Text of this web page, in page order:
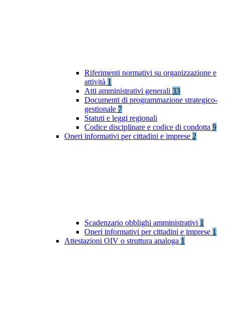
Riferimenti normativi su organizzazione e
attività 1
Atti amministrativi generali 33
Documenti di programmazione strategico-
gestionale 7
Statuti e leggi regionali
Codice disciplinare e codice di condotta 9
Oneri informativi per cittadini e imprese 2
Scadenzario obblighi amministrativi 1
Oneri informativi per cittadini e imprese 1
Attestazioni OIV o struttura analoga 1